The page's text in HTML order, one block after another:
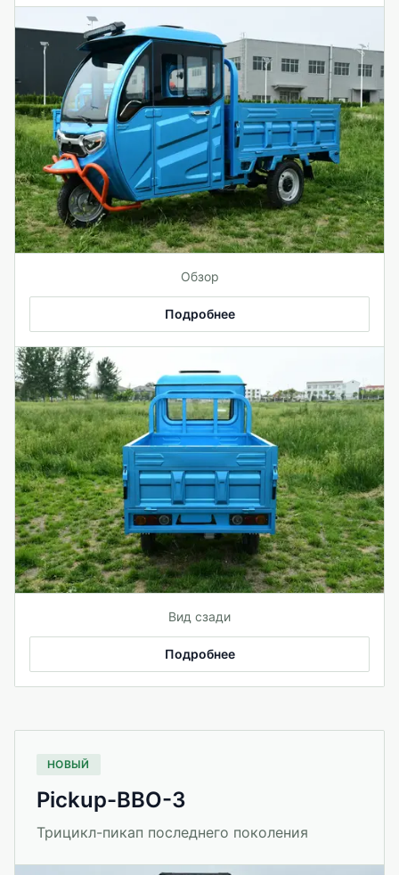
Обзор
Подробнее
Вид сзади
Подробнее
НОВЫЙ
Pickup-BBO-3
Трицикл-пикап последнего поколения